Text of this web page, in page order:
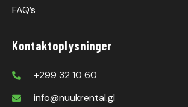
FAQ’s
Kontaktoplysninger
+299 32 10 60
info@nuukrental.gl